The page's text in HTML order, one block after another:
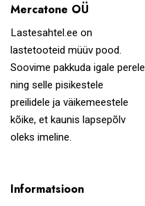
Mercatone OÜ
Lastesahtel.ee on
lastetooteid müüv pood.
Soovime pakkuda igale perele
ning selle pisikestele
preilidele ja väikemeestele
kõike, et kaunis lapsepõlv
oleks imeline.
Informatsioon